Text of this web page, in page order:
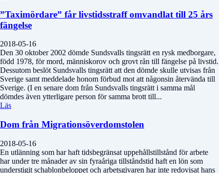
”Taximördare” får livstidsstraff omvandlat till 25 års
fängelse
2018-05-16
Den 30 oktober 2002 dömde Sundsvalls tingsrätt en rysk medborgare,
född 1978, för mord, människorov och grovt rån till fängelse på livstid.
Dessutom beslöt Sundsvalls tingsrätt att den dömde skulle utvisas från
Sverige samt meddelade honom förbud mot att någonsin återvända till
Sverige. (I en senare dom från Sundsvalls tingsrätt i samma mål
dömdes även ytterligare person för samma brott till...
Läs
Dom från Migrationsöverdomstolen
2018-05-16
En utlänning som har haft tidsbegränsat uppehållstillstånd för arbete
har under tre månader av sin fyraåriga tillståndstid haft en lön som
understigit schablonbeloppet och arbetsgivaren har inte redovisat hans